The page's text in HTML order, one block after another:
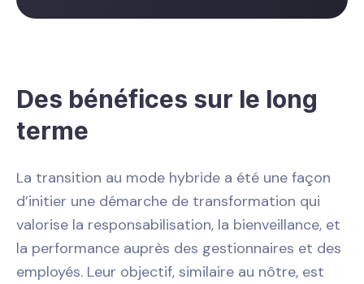
Des bénéfices sur le long
terme
La transition au mode hybride a été une façon
d’initier une démarche de transformation qui
valorise la responsabilisation, la bienveillance, et
la performance auprès des gestionnaires et des
employés. Leur objectif, similaire au nôtre, est